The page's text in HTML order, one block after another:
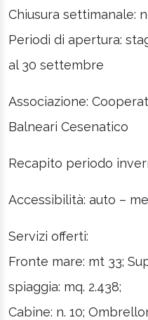
Chiusura settimanale:
Periodi di apertura:
al 30 settembre
Associazione:
Balneari Cesenatico
Recapito periodo
Accessibilità: auto –
Servizi offerti:
Fronte mare: mt 33;
spiaggia: mq. 2.438;
Cabine: n. 10;